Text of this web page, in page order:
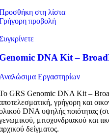
στη λίστα
προβολή
DNA Kit –
Εργαστηρίων
GRS Genomic DNA Kit –
γρήγορη και
DNA υψηλής ποιότητας
μιτοχονδριακού και
δείγματος.